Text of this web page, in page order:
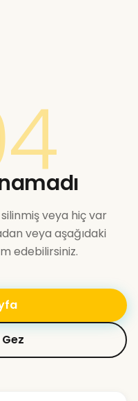
silinmiş veya hiç var
veya aşağıdaki
edebilirsiniz.